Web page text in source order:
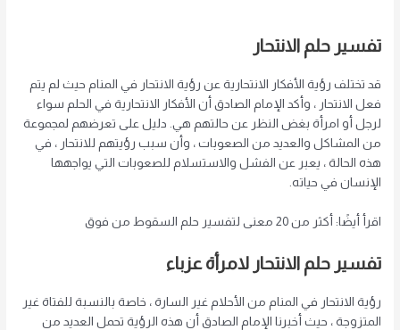
تفسير حلم الانتحار
قد تختلف رؤية الأفكار الانتحارية عن رؤية الانتحار في المنام حيث لم يتم
فعل الانتحار ، وأكد الإمام الصادق أن الأفكار الانتحارية في الحلم سواء
لرجل أو امرأة بغض النظر عن حالتهم هي. دليل على تعرضهم لمجموعة
من المشاكل والعديد من الصعوبات ، وأن سبب رؤيتهم للانتحار ، في
هذه الحالة ، يعبر عن الفشل والاستسلام للصعوبات التي يواجهها
الإنسان في حياته.
اقرأ أيضًا: أكثر من 20 معنى لتفسير حلم السقوط من فوق
تفسير حلم الانتحار لامرأة عزباء
رؤية الانتحار في المنام من الأحلام غير السارة ، خاصة بالنسبة للفتاة غير
المتزوجة ، حيث أخبرنا الإمام الصادق أن هذه الرؤية تحمل العديد من